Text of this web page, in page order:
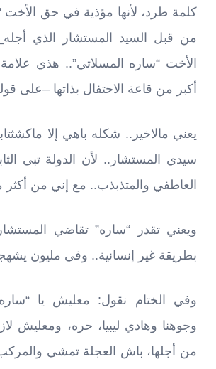
كلمة طرد، لأنها مؤذية في حق
من قبل السيد المستشار الذي
الأخت “ساره المسلاتي”.. هذي علامة
أكبر من قاعة الاحتفال بذاتها –على
يعني مالاخير.. شكله باهي إلا
سيدي المستشار.. لأن الدولة تبي
العاطفي والمتذبذب.. مع إني من أكثر
ويعني تقدر “ساره” تقاضي
بطريقة غير إنسانية.. وفي مليون
وفي الختام نقول: معليش يا
وجوهنا وهادي ليبيا، حره، ومعليش
من أجلها، باش العجلة تمشي